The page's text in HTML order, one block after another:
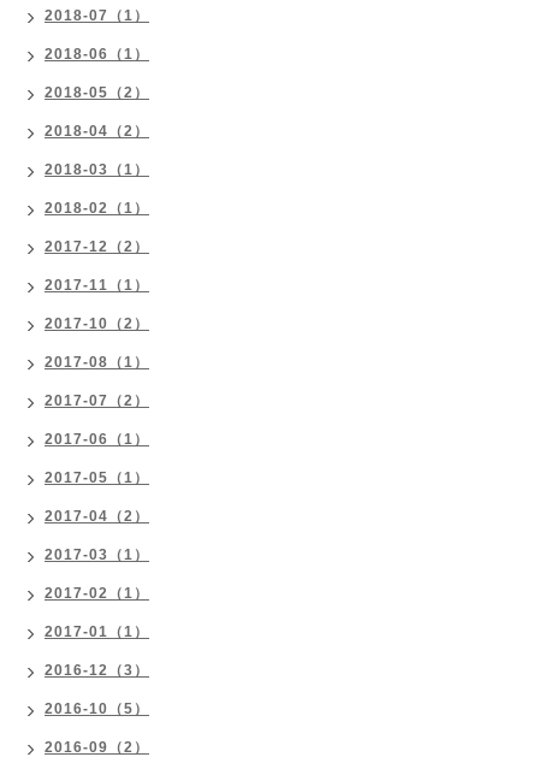
2018-07（1）
2018-06（1）
2018-05（2）
2018-04（2）
2018-03（1）
2018-02（1）
2017-12（2）
2017-11（1）
2017-10（2）
2017-08（1）
2017-07（2）
2017-06（1）
2017-05（1）
2017-04（2）
2017-03（1）
2017-02（1）
2017-01（1）
2016-12（3）
2016-10（5）
2016-09（2）